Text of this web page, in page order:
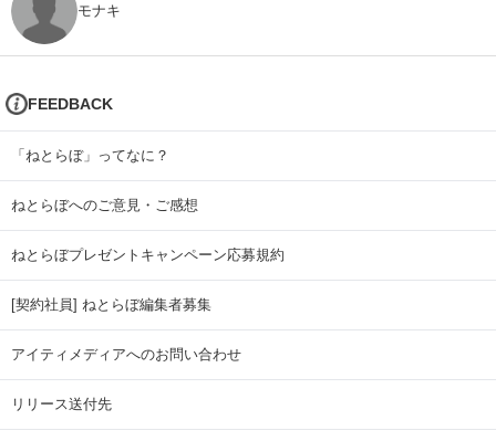
モナキ
FEEDBACK
「ねとらぼ」ってなに？
ねとらぼへのご意見・ご感想
ねとらぼプレゼントキャンペーン応募規約
[契約社員] ねとらぼ編集者募集
アイティメディアへのお問い合わせ
リリース送付先